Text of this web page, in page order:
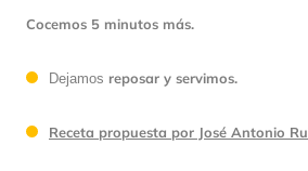
Cocemos 5 minutos más.
Dejamos reposar y servimos.
Receta propuesta por José Antonio